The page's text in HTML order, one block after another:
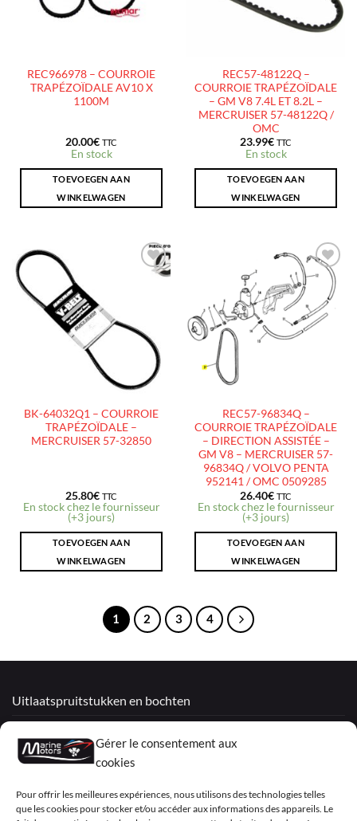
Gérer le consentement aux
cookies
Pour offrir les meilleures expériences, nous utilisons des technologies telles
que les cookies pour stocker et/ou accéder aux informations des appareils. Le
REC966978 – COURROIE
TRAPÉZOÏDALE AV10 X
1100M
20.00€ TTC
En stock
TOEVOEGEN AAN
WINKELWAGEN
REC57-48122Q –
COURROIE TRAPÉZOÏDALE
– GM V8 7.4L ET 8.2L –
MERCRUISER 57-48122Q /
OMC
23.99€ TTC
En stock
TOEVOEGEN AAN
WINKELWAGEN
D’ENVIES
BK-64032Q1 – COURROIE
TRAPÉZOÏDALE –
MERCRUISER 57-32850
25.80€ TTC
En stock chez le fournisseur
(+3 jours)
TOEVOEGEN AAN
WINKELWAGEN
AJOUTER
À LA
LISTE
D’ENVIES
REC57-96834Q –
COURROIE TRAPÉZOÏDALE
– DIRECTION ASSISTÉE –
GM V8 – MERCRUISER 57-
96834Q / VOLVO PENTA
952141 / OMC 0509285
26.40€ TTC
En stock chez le fournisseur
(+3 jours)
TOEVOEGEN AAN
WINKELWAGEN
1 2 3 4
Uitlaatspruitstukken en bochten
Mercruiser
VOLVO PENTA / OMC